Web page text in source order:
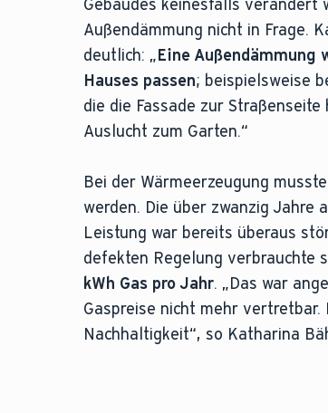
Gebäudes keinesfalls verändert
Außendämmung nicht in Frage.
deutlich: „Eine Außendämmung
Hauses passen; beispielsweise
die die Fassade zur
Auslucht zum Garten.“
Bei der Wärmeerzeugung
werden. Die über zwanzig Jahre
Leistung war bereits überaus
defekten Regelung verbrauchte
kWh Gas pro Jahr. „Das war
Gaspreise nicht mehr
Nachhaltigkeit“, so Katharina